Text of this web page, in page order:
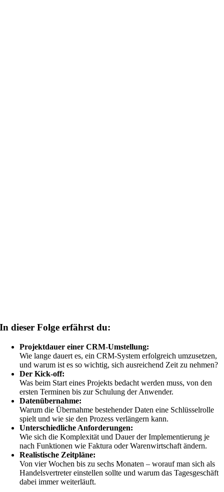
In dieser Folge erfährst du:
Projektdauer einer CRM-Umstellung:
Wie lange dauert es, ein CRM-System erfolgreich umzusetzen,
und warum ist es so wichtig, sich ausreichend Zeit zu nehmen?
Der Kick-off:
Was beim Start eines Projekts bedacht werden muss, von den
ersten Terminen bis zur Schulung der Anwender.
Datenübernahme:
Warum die Übernahme bestehender Daten eine Schlüsselrolle
spielt und wie sie den Prozess verlängern kann.
Unterschiedliche Anforderungen:
Wie sich die Komplexität und Dauer der Implementierung je
nach Funktionen wie Faktura oder Warenwirtschaft ändern.
Realistische Zeitpläne:
Von vier Wochen bis zu sechs Monaten – worauf man sich als
Handelsvertreter einstellen sollte und warum das Tagesgeschäft
dabei immer weiterläuft.